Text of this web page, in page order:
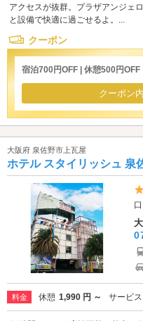
アクセスが抜群。プラザアンジェ
と設備で快適に過ごせるよ。...
クーポン
宿泊700円OFF | 休憩500円OFF
クーポン
大阪府 泉佐野市上瓦屋
ホテル スタイリッシュ 泉
料金 休憩 1,990 円 ～ サービ